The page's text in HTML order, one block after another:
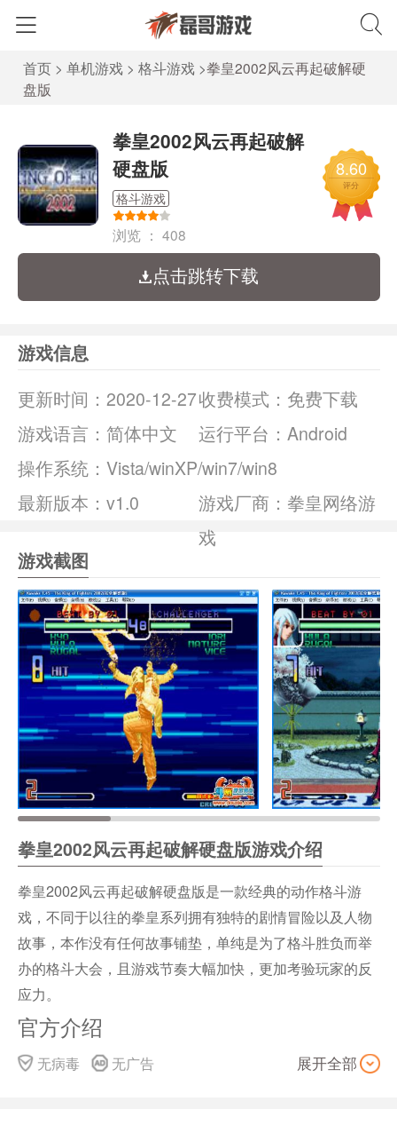
首页 > 单机游戏 > 格斗游戏 >拳皇2002风云再起破解硬
盘版
拳皇2002风云再起破解
硬盘版
格斗游戏
浏览 ： 408
8.60
评分
点击跳转下载
游戏信息
更新时间： 2020-12-27收费模式： 免费下载
游戏语言： 简体中文 运行平台： Android
操作系统： Vista/winXP/win7/win8
最新版本：v1.0
游戏厂商：拳皇网络游
戏
游戏截图
拳皇2002风云再起破解硬盘版游戏介绍
拳皇2002风云再起破解硬盘版是一款经典的动作格斗游
戏，不同于以往的拳皇系列拥有独特的剧情冒险以及人物
故事，本作没有任何故事铺垫，单纯是为了格斗胜负而举
办的格斗大会，且游戏节奏大幅加快，更加考验玩家的反
应力。
官方介绍
此作没有故事情节，单纯只为格斗而举办的格斗大会。47
无病毒 无广告 展开全部